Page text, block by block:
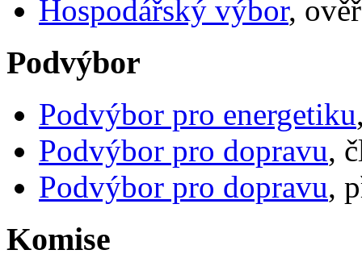
Hospodářský výbor,
Podvýbor
Podvýbor pro energetiku
Podvýbor pro dopravu,
Podvýbor pro dopravu,
Komise